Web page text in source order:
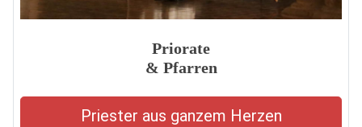
Priorate
& Pfarren
Priester aus ganzem Herzen